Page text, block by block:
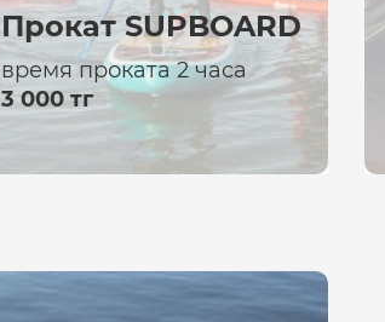
Прокат SUPBOARD
время проката 2 часа
3 000 тг